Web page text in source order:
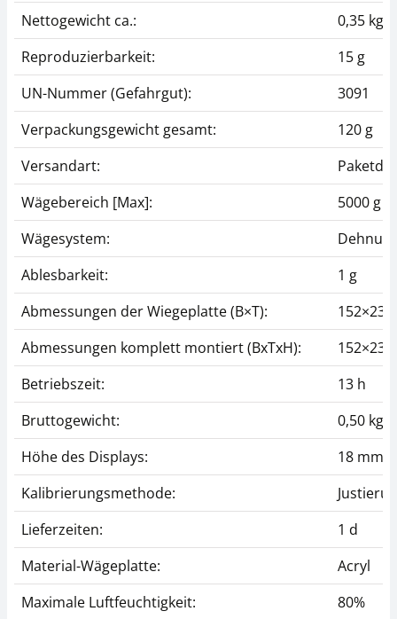
Nettogewicht ca.:
0,35 kg
Reproduzierbarkeit:
15 g
UN-Nummer (Gefahrgut):
3091
Verpackungsgewicht gesamt:
120 g
Versandart:
Wägebereich [Max]:
5000 g
Wägesystem:
Ablesbarkeit:
1 g
Abmessungen der Wiegeplatte (B×T):
Abmessungen komplett montiert (BxTxH):
Betriebszeit:
13 h
Bruttogewicht:
0,50 kg
Höhe des Displays:
18 mm
Kalibrierungsmethode:
Lieferzeiten:
1 d
Material-Wägeplatte:
Acryl
Maximale Luftfeuchtigkeit:
80%